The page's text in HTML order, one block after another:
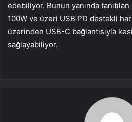
edebiliyor. Bunun yanında
100W ve üzeri USB PD destekli
üzerinden USB-C bağlantısıyla
sağlayabiliyor.